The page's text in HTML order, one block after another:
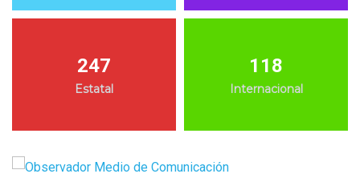
247
Estatal
118
Internacional